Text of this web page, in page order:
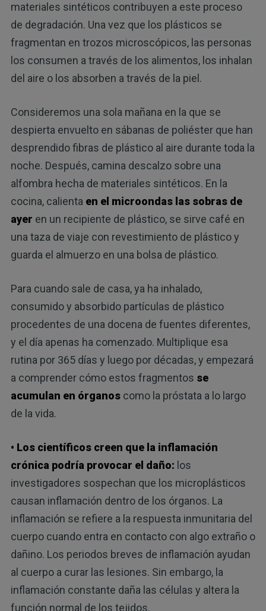
materiales sintéticos contribuyen a este proceso
de degradación. Una vez que los plásticos se
fragmentan en trozos microscópicos, las personas
los consumen a través de los alimentos, los inhalan
del aire o los absorben a través de la piel.
Consideremos una sola mañana en la que se
despierta envuelto en sábanas de poliéster que han
desprendido fibras de plástico al aire durante toda la
noche. Después, camina descalzo sobre una
alfombra hecha de materiales sintéticos. En la
cocina, calienta en el microondas las sobras de
ayer en un recipiente de plástico, se sirve café en
una taza de viaje con revestimiento de plástico y
guarda el almuerzo en una bolsa de plástico.
Para cuando sale de casa, ya ha inhalado,
consumido y absorbido partículas de plástico
procedentes de una docena de fuentes diferentes,
y el día apenas ha comenzado. Multiplique esa
rutina por 365 días y luego por décadas, y empezará
a comprender cómo estos fragmentos se
acumulan en órganoscomo la próstata a lo largo
de la vida.
• Los científicos creen que la inflamación
crónica podría provocar el daño: los
investigadores sospechan que los microplásticos
causan inflamación dentro de los órganos. La
inflamación se refiere a la respuesta inmunitaria del
cuerpo cuando entra en contacto con algo extraño o
dañino. Los periodos breves de inflamación ayudan
al cuerpo a curar las lesiones. Sin embargo, la
inflamación constante daña las células y altera la
función normal de los tejidos.